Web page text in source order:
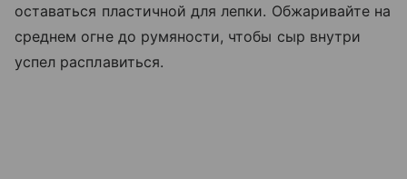
оставаться пластичной для лепки. Обжаривайте на
среднем огне до румяности, чтобы сыр внутри
успел расплавиться.